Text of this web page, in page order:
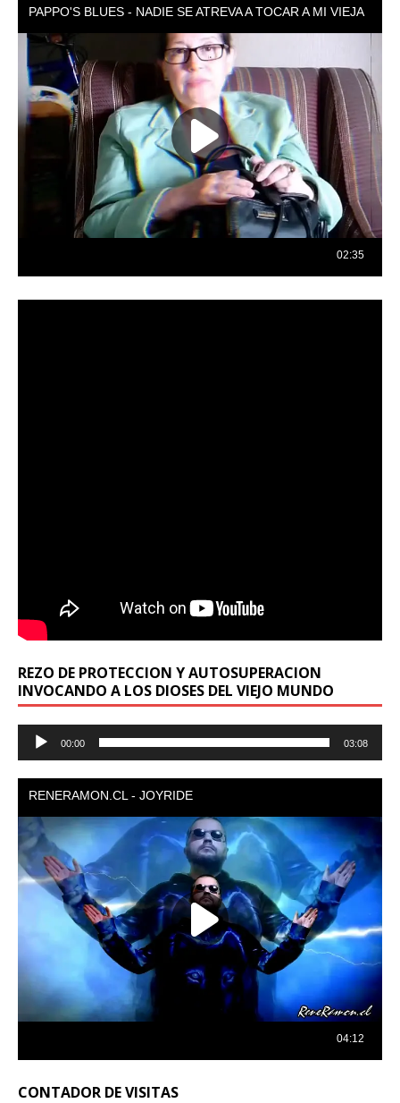
REZO DE PROTECCION Y AUTOSUPERACION
INVOCANDO A LOS DIOSES DEL VIEJO MUNDO
Reproductor
00:00 03:08
CONTADOR DE VISITAS